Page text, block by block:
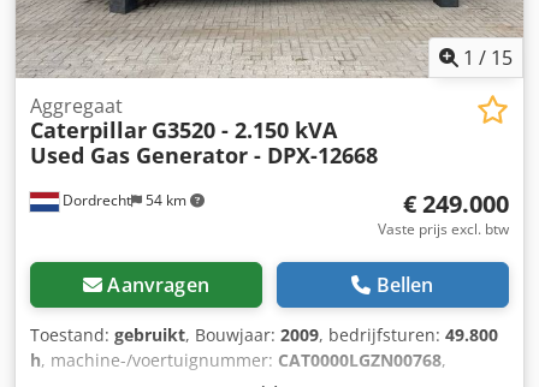
1 / 15
Dordrecht 54 km
Aggregaat
Caterpillar G3520 - 2.150 kVA
Used Gas Generator - DPX-12668
€ 249.000
Vaste prijs excl. btw
Aanvragen Bellen
Toestand: gebruikt, Bouwjaar: 2009, bedrijfsturen: 49.800
h, machine-/voertuignummer: CAT0000LGZN00768,